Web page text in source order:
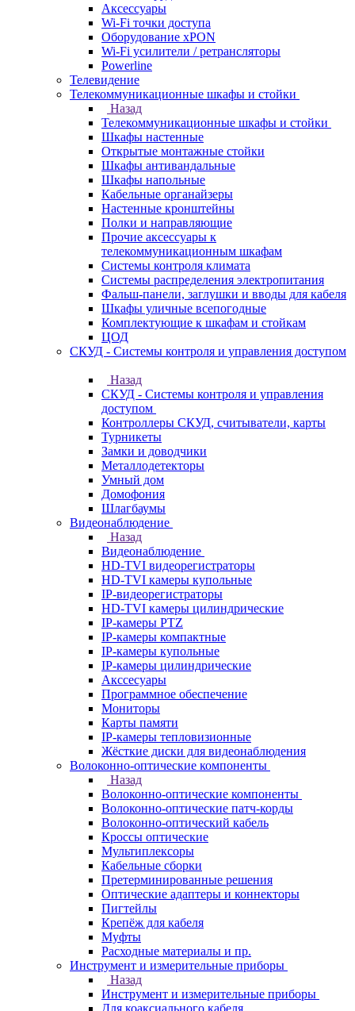
Аксессуары
Wi-Fi точки доступа
Оборудование хPON
Wi-Fi усилители / ретрансляторы
Powerline
Телевидение
Телекоммуникационные шкафы и стойки
Назад
Телекоммуникационные шкафы и стойки
Шкафы настенные
Открытые монтажные стойки
Шкафы антивандальные
Шкафы напольные
Кабельные органайзеры
Настенные кронштейны
Полки и направляющие
Прочие аксессуары к
телекоммуникационным шкафам
Системы контроля климата
Системы распределения электропитания
Фальш-панели, заглушки и вводы для кабеля
Шкафы уличные всепогодные
Комплектующие к шкафам и стойкам
ЦОД
СКУД - Системы контроля и управления доступом
Назад
СКУД - Системы контроля и управления
доступом
Контроллеры СКУД, считыватели, карты
Турникеты
Замки и доводчики
Металлодетекторы
Умный дом
Домофония
Шлагбаумы
Видеонаблюдение
Назад
Видеонаблюдение
HD-TVI видеорегистраторы
HD-TVI камеры купольные
IP-видеорегистраторы
HD-TVI камеры цилиндрические
IP-камеры PTZ
IP-камеры компактные
IP-камеры купольные
IP-камеры цилиндрические
Акссесуары
Программное обеспечение
Мониторы
Карты памяти
IP-камеры тепловизионные
Жёсткие диски для видеонаблюдения
Волоконно-оптические компоненты
Назад
Волоконно-оптические компоненты
Волоконно-оптические патч-корды
Волоконно-оптический кабель
Кроссы оптические
Мультиплексоры
Кабельные сборки
Претерминированные решения
Оптические адаптеры и коннекторы
Пигтейлы
Крепёж для кабеля
Муфты
Расходные материалы и пр.
Инструмент и измерительные приборы
Назад
Инструмент и измерительные приборы
Для коаксиального кабеля